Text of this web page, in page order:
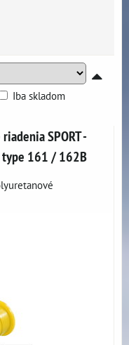
Iba skladom
SPORT -
161 / 162B